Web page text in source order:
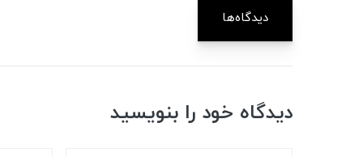
دیدگاه‌ها
دیدگاه خود را بنویسید